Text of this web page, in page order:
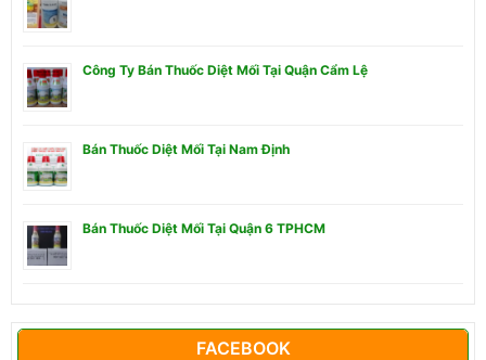
Công Ty Bán Thuốc Diệt Mối Tại Quận Cẩm Lệ
Bán Thuốc Diệt Mối Tại Nam Định
Bán Thuốc Diệt Mối Tại Quận 6 TPHCM
FACEBOOK